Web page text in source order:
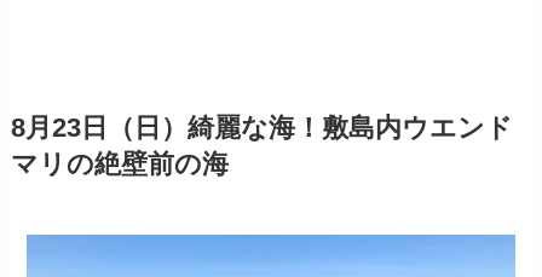
8月23日（日）綺麗な海！敷島内ウエンド
マリの絶壁前の海